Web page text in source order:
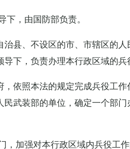
，由国防部负责。
县、不设区的市、市辖区的
下，负责办理本行政区域的兵
依照本法的规定完成兵役工
武装部的单位，确定一个部
加强对本行政区域内兵役工